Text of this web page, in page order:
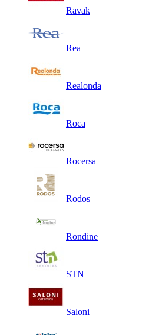
Ravak
Rea
Realonda
Roca
Rocersa
Rodos
Rondine
STN
Saloni